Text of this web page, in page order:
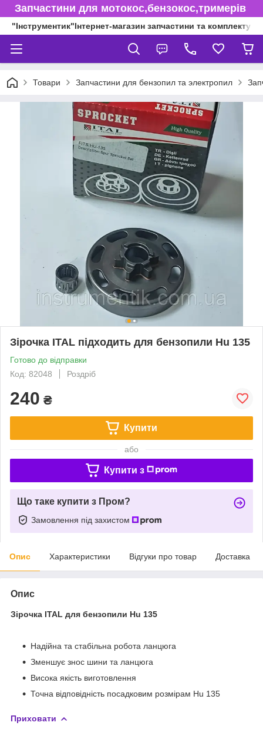
Запчастини для мотокос,бензокос,тримерів
"Інструментик"Інтернет-магазин запчастини та
Товари Запчастини для бензопил та электропил
Зірочка ITAL підходить для бензопили Hu 135
Готово до відправки
Код: 82048
Роздріб
240 ₴
Купити
або
Купити з
Що таке купити з Пром?
Замовлення під захистом
Опис Характеристики Відгуки про товар Доставка
Опис
Зірочка ITAL для бензопили Hu 135
Надійна та стабільна робота ланцюга
Зменшує знос шини та ланцюга
Висока якість виготовлення
Точна відповідність посадковим розмірам Hu 135
Приховати